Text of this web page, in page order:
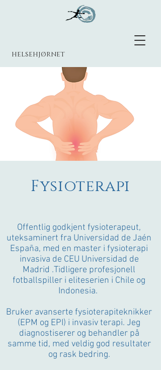
helsehjørnet
Fysioterapi
Offentlig godkjent fysioterapeut,
uteksaminert fra Universidad de Jaén
España, med en master i fysioterapi
invasiva de CEU Universidad de
Madrid .Tidligere profesjonell
fotballspiller i eliteserien i Chile og
Indonesia.
Bruker avanserte fysioterapiteknikker
(EPM og EPI) i invasiv terapi. Jeg
diagnostiserer og behandler på
samme tid, med veldig god resultater
og rask bedring.